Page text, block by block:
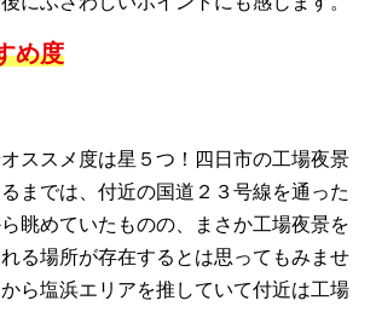
め度
ススメ度は星５つ！四日市の工場夜景
までは、付近の国道２３号線を通った
眺めていたものの、まさか工場夜景を
る場所が存在するとは思ってもみませ
ら塩浜エリアを推していて付近は工場